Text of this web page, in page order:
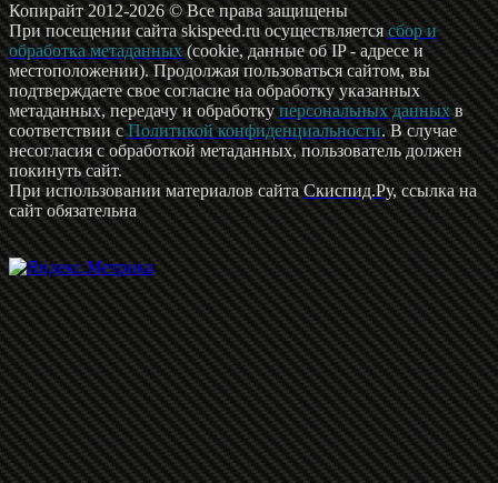
Копирайт 2012-2026 © Все права защищены
При посещении сайта skispeed.ru осуществляетсясбор и
обработка метаданных(cookie, данные об IP - адресе и
местоположении). Продолжая пользоваться сайтом, вы
подтверждаете свое согласие на обработку указанных
метаданных, передачу и обработкуперсональных данныхв
соответствии сПолитикой конфиденциальности. В случае
несогласия с обработкой метаданных, пользователь должен
покинуть сайт.
При использовании материалов сайтаСкиспид.Ру, ссылка на
сайт обязательна